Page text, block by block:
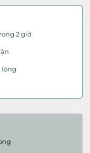
2 giờ
lòng